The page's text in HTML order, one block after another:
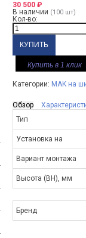
30 500 ₽
В наличии (100 шт)
Кол-во:
Купить в 1 клик
Категории: MAK на
Обзор
Тип
Установка на
Вариант монтажа
Высота (BH), мм
Бренд